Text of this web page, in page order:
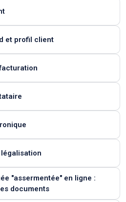
2/ Tableau de bord et profil client
"assermentée" en ligne :
documents